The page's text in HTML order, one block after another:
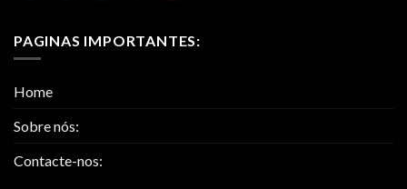
PAGINAS IMPORTANTES:
Home
Sobre nós:
Contacte-nos: